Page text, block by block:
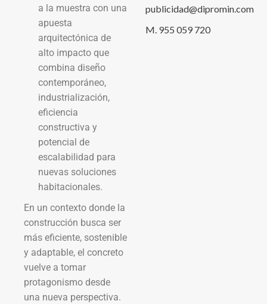
a la muestra con una
apuesta
arquitectónica de
alto impacto que
combina diseño
contemporáneo,
industrialización,
eficiencia
constructiva y
potencial de
escalabilidad para
nuevas soluciones
habitacionales.
En un contexto donde la
construcción busca ser
más eficiente, sostenible
y adaptable, el concreto
vuelve a tomar
protagonismo desde
una nueva perspectiva.
publicidad@dipromin.com
M. 955 059 720